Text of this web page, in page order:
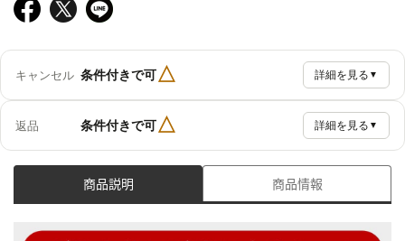
キャンセル 条件付きで可△ 詳細を見る ▼
返品 条件付きで可△ 詳細を見る ▼
商品説明 商品情報